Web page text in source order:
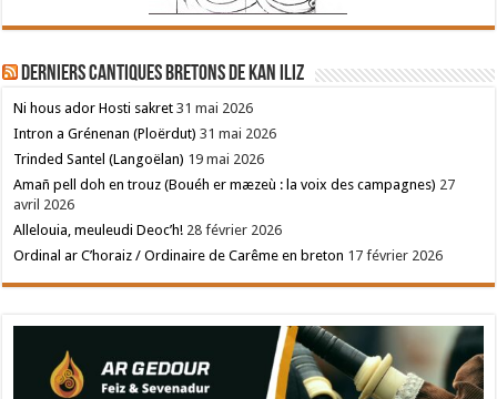
Derniers cantiques bretons de Kan Iliz
Ni hous ador Hosti sakret 31 mai 2026
Intron a Grénenan (Ploërdut) 31 mai 2026
Trinded Santel (Langoëlan) 19 mai 2026
Amañ pell doh en trouz (Bouéh er mæzeù : la voix des campagnes) 27
avril 2026
Allelouia, meuleudi Deoc’h! 28 février 2026
Ordinal ar C’horaiz / Ordinaire de Carême en breton 17 février 2026